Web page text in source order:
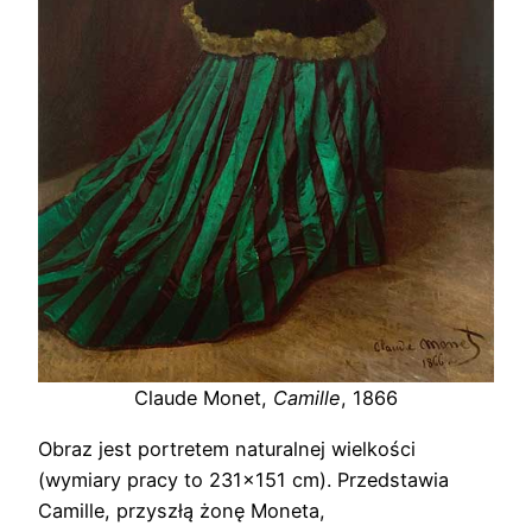
Claude Monet, Camille, 1866
Obraz jest portretem naturalnej wielkości
(wymiary pracy to 231×151 cm). Przedstawia
Camille, przyszłą żonę Moneta,